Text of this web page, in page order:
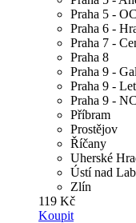
Praha 5 -
Praha 6 -
Praha 7 -
Praha 8
Praha 9 -
Praha 9 -
Praha 9 -
Příbram
Prostějov
Říčany
Uherské
Ústí nad
Zlín
119 Kč
Koupit